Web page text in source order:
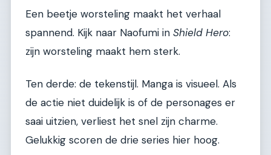
Een beetje worsteling maakt het verhaal
spannend. Kijk naar Naofumi in Shield Hero:
zijn worsteling maakt hem sterk.
Ten derde: de tekenstijl. Manga is visueel. Als
de actie niet duidelijk is of de personages er
saai uitzien, verliest het snel zijn charme.
Gelukkig scoren de drie series hier hoog.